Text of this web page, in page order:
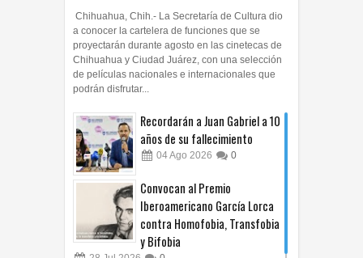
Chihuahua, Chih.- La Secretaría de Cultura dio
a conocer la cartelera de funciones que se
proyectarán durante agosto en las cinetecas de
Chihuahua y Ciudad Juárez, con una selección
de películas nacionales e internacionales que
podrán disfrutar...
Recordarán a Juan Gabriel a 10
años de su fallecimiento
04 Ago 2026 0
Convocan al Premio
Iberoamericano García Lorca
contra Homofobia, Transfobia
y Bifobia